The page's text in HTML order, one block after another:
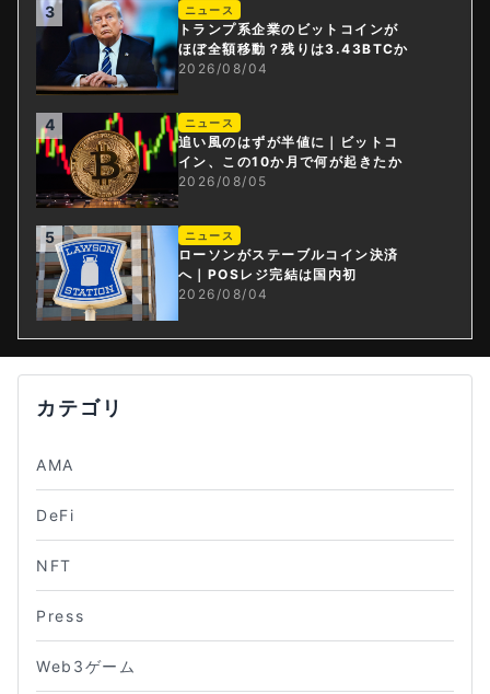
3 ニュース
トランプ系企業のビットコインが
ほぼ全額移動？残りは3.43BTCか
2026/08/04
4 ニュース
追い風のはずが半値に｜ビットコ
イン、この10か月で何が起きたか
2026/08/05
5 ニュース
ローソンがステーブルコイン決済
へ｜POSレジ完結は国内初
2026/08/04
カテゴリ
AMA
DeFi
NFT
Press
Web3ゲーム